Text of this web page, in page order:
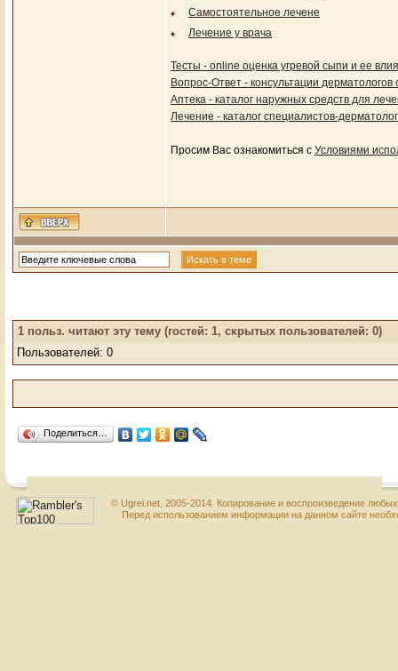
Самостоятельное лечене
Лечение у врача
Тесты - online оценка угревой сыпи и ее
Вопрос-Ответ - консультации дерматологов
Аптека - каталог наружных средств для
Лечение - каталог специалистов-
Просим Вас ознакомиться с Условиями
1 польз. читают эту тему (гостей: 1, скрытых пользователей: 0)
Пользователей: 0
Поделиться…
© Ugrei.net, 2005-2014. Копирование и воспроизведение
Перед использованием информации на данном сайте